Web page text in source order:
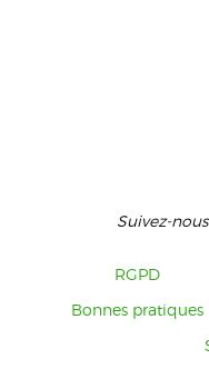
Suivez-
RGPD
Bonnes pratiques